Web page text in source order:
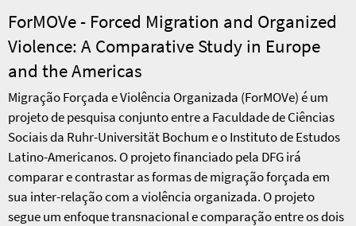
ForMOVe - Forced Migration and Organized
Violence: A Comparative Study in Europe
and the Americas
Migração Forçada e Violência Organizada (ForMOVe) é um
projeto de pesquisa conjunto entre a Faculdade de Ciências
Sociais da Ruhr-Universität Bochum e o Instituto de Estudos
Latino-Americanos. O projeto financiado pela DFG irá
comparar e contrastar as formas de migração forçada em
sua inter-relação com a violência organizada. O projeto
segue um enfoque transnacional e comparação entre os dois